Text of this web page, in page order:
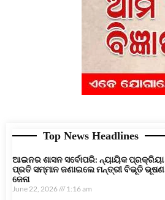
Top News Headlines
ଆଇନର ଶାସନ ସର୍ବୋପରି: ନ୍ୟାୟିକ ପ୍ରକ୍ରିୟା
ପ୍ରତି ସମ୍ମାନ ଜଣାଇଲେ ମନ୍ତ୍ରୀ ବିଭୂତି ଭୂଷଣ
ଜେନା
June 22, 2026 1:16 am